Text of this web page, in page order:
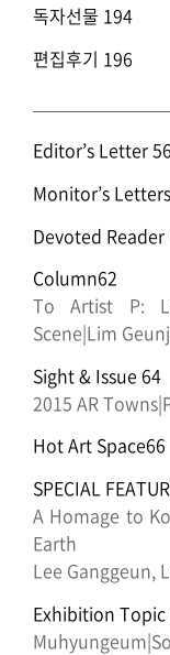
독자선물 194
편집후기 196
Editor’s Letter 56
Monitor’s
Devoted
Column62
To Artist P:
Scene|Lim
Sight & Issue 64
2015 AR
Hot Art Space66
SPECIAL
A Homage to
Earth
Lee Ganggeun,
Exhibition Topic